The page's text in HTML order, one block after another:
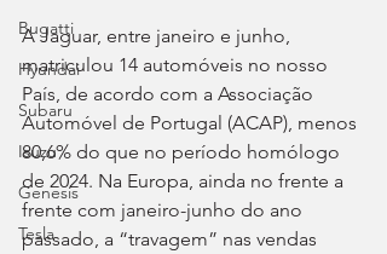
Bugatti
Hyundai
Subaru
Isuzu
Genesis
Tesla
A Jaguar, entre janeiro e junho,
matriculou 14 automóveis no nosso
País, de acordo com a Associação
Automóvel de Portugal (ACAP), menos
80,6% do que no período homólogo
de 2024. Na Europa, ainda no frente a
frente com janeiro-junho do ano
passado, a “travagem” nas vendas